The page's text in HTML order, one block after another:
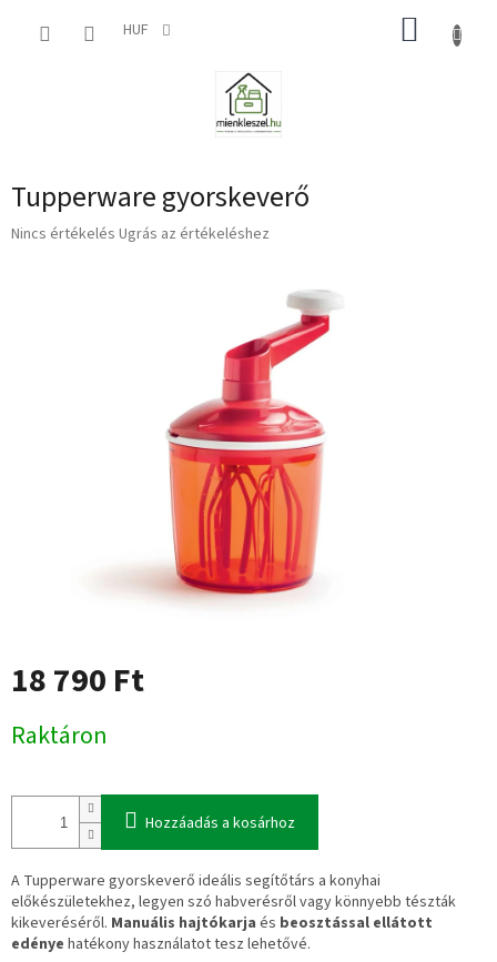
HUF KOSÁR
Tupperware gyorskeverő
A
Nincs értékelés Ugrás az értékeléshez
18 790 Ft
Raktáron
Hozzáadás a kosárhoz
A Tupperware gyorskeverő ideális segítőtárs a konyhai
előkészületekhez, legyen szó habverésről vagy könnyebb tészták
kikeveréséről. Manuális hajtókarja és beosztással ellátott
edénye hatékony használatot tesz lehetővé.